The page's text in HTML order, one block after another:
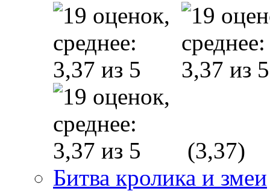
(3,37)
Битва кролика и змеи